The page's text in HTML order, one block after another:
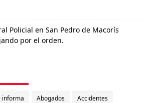
Policial en San Pedro de Macorís
por el orden.
informa Abogados Accidentes